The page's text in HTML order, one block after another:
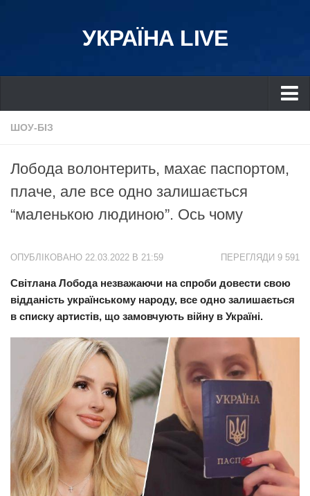
УКРАЇНА LIVE
Україна
Дніпро
Львів
Івано-Франківськ
Донбас
Одеса
Економіка
Політика
Світ
Цікаво
Наука
Технології
ШОУ-БІЗ
Лобода волонтерить, махає паспортом,
плаче, але все одно залишається
“маленькою людиною”. Ось чому
ПЕРЕГЛЯДИ 9 591
ОПУБЛІКОВАНО 22.03.2022 В 21:59
Світлана Лобода незважаючи на спроби довести свою
відданість українському народу, все одно залишається
в списку артистів, що замовчують війну в Україні.